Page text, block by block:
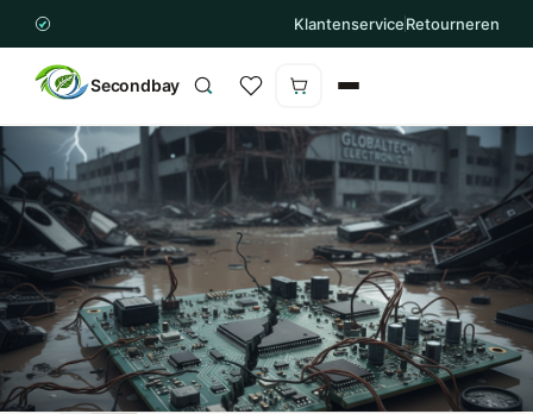
KlantenserviceRetourneren
Secondbay
Winkelwagen is leeg